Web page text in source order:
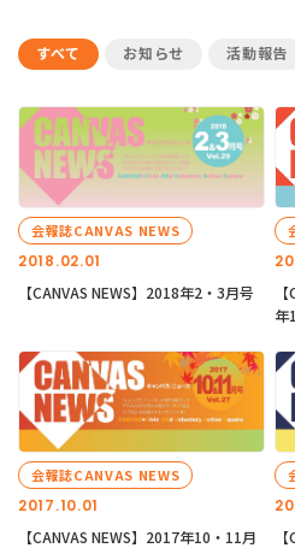
すべて お知らせ 活動報告
2018.02.01
会報誌CANVAS NEWS
【CANVAS NEWS】2018年2・3月号
年
2017.10.01
会報誌CANVAS NEWS
【CANVAS NEWS】2017年10・11月